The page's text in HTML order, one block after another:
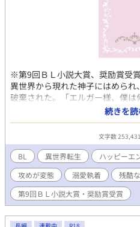
いますが。 表紙絵は、©️ギンGin
※第9回ＢＬ小説大賞、奨励賞受
異世界から現れた神子にはめら
破棄された。「エルガー様、僕
様の声など聞きたくない！ 耳障
うとするが、王太子は聞く耳を
入れられたザフィーアを「アイ
り頬を叩く。 婚約者に裏切られ
は、神子を害した悪人として国境
なる。 恵みの雨を降らせ民の信
たザフィーアに民から浴びせら
魔！」「くらえろくでなし！ 天
れ！ 化け物！」民衆から石を投
「剣《そんなもの》を使う必要
続きを
文字数 253,431
BL 異世界転生 ハッピーエ
攻めが変態
溺愛執着
残酷
第9回ＢＬ小説大賞・奨励賞受賞